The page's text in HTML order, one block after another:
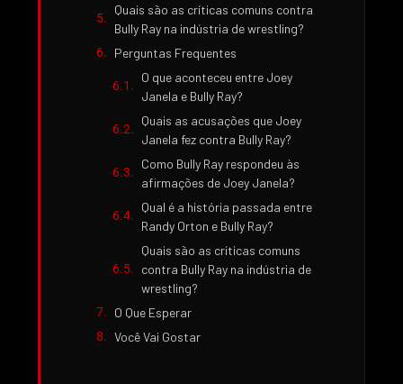
Quais são as críticas comuns contra
Bully Ray na indústria de wrestling?
Perguntas Frequentes
O que aconteceu entre Joey
Janela e Bully Ray?
Quais as acusações que Joey
Janela fez contra Bully Ray?
Como Bully Ray respondeu às
afirmações de Joey Janela?
Qual é a história passada entre
Randy Orton e Bully Ray?
Quais são as críticas comuns
contra Bully Ray na indústria de
wrestling?
O Que Esperar
Você Vai Gostar